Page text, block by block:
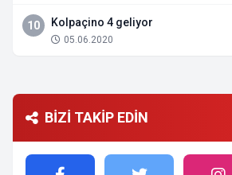
10 Kolpaçino 4 geliyor
05.06.2020
BİZİ TAKİP EDİN